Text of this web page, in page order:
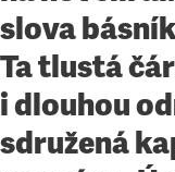
slova
Ta tlustá
i dlouhou
sdružená